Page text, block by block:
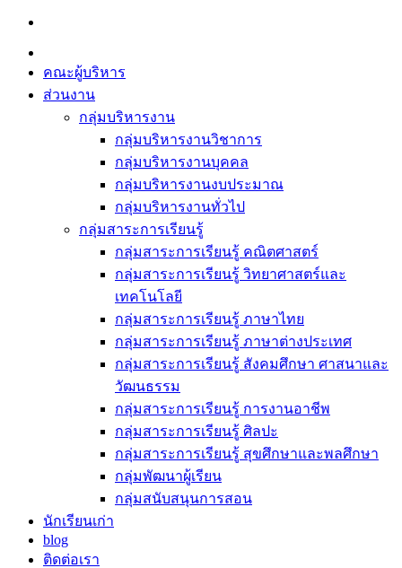
Skip
content
คณะผู้บริหาร
ส่วนงาน
กลุ่มบริหารงาน
กลุ่มบริหารงานวิชาการ
กลุ่มบริหารงานบุคคล
กลุ่มบริหารงานงบประมาณ
กลุ่มบริหารงานทั่วไป
กลุ่มสาระการเรียนรู้
กลุ่มสาระการเรียนรู้ คณิตศาสตร์
กลุ่มสาระการเรียนรู้ วิทยาศาสตร์และ
เทคโนโลยี
กลุ่มสาระการเรียนรู้ ภาษาไทย
กลุ่มสาระการเรียนรู้ ภาษาต่างประเทศ
กลุ่มสาระการเรียนรู้ สังคมศึกษา ศาสนาและ
วัฒนธรรม
กลุ่มสาระการเรียนรู้ การงานอาชีพ
กลุ่มสาระการเรียนรู้ ศิลปะ
กลุ่มสาระการเรียนรู้ สุขศึกษาและพลศึกษา
กลุ่มพัฒนาผู้เรียน
กลุ่มสนับสนุนการสอน
นักเรียนเก่า
blog
ติดต่อเรา